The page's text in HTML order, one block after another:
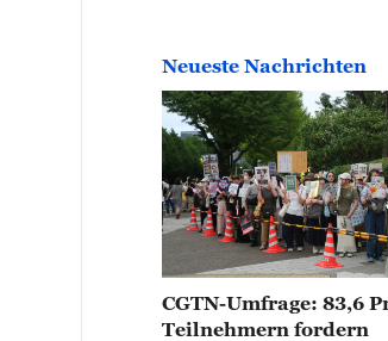
Neueste Nachrichten
CGTN-Umfrage: 83,6
Teilnehmern fordern